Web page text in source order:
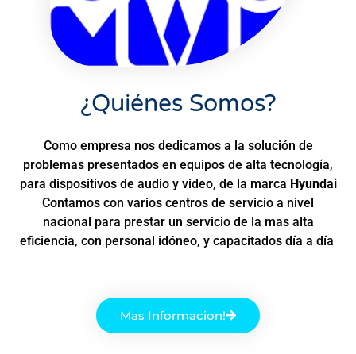
¿Quiénes Somos?
Como empresa nos dedicamos a la solución de
problemas presentados en equipos de alta tecnología,
para dispositivos de audio y video, de la marca Hyundai
Contamos con varios centros de servicio a nivel
nacional para prestar un servicio de la mas alta
eficiencia, con personal idóneo, y capacitados día a día
Mas Informacion!